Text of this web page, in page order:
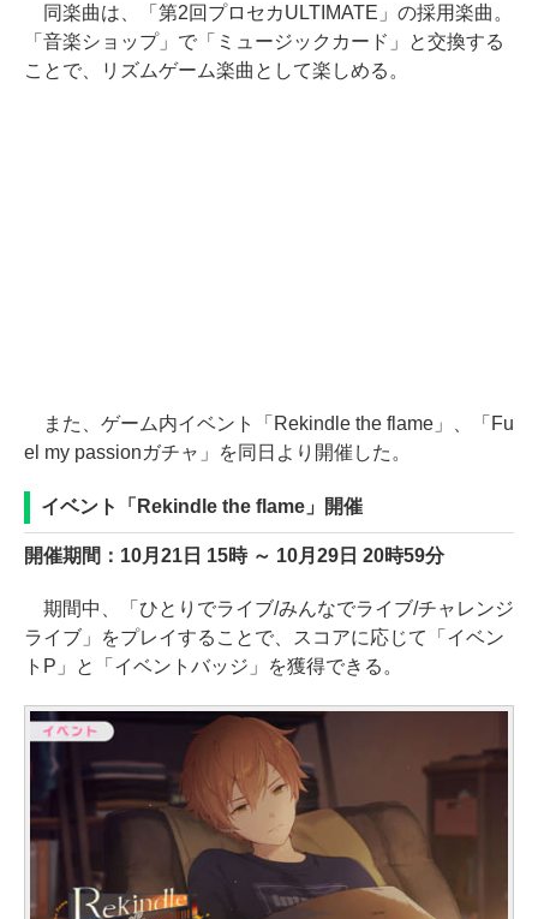
同楽曲は、「第2回プロセカULTIMATE」の採用楽曲。
「音楽ショップ」で「ミュージックカード」と交換する
ことで、リズムゲーム楽曲として楽しめる。
また、ゲーム内イベント「Rekindle the flame」、「Fu
el my passionガチャ」を同日より開催した。
イベント「Rekindle the flame」開催
開催期間：10月21日 15時 ～ 10月29日 20時59分
期間中、「ひとりでライブ/みんなでライブ/チャレンジ
ライブ」をプレイすることで、スコアに応じて「イベン
トP」と「イベントバッジ」を獲得できる。